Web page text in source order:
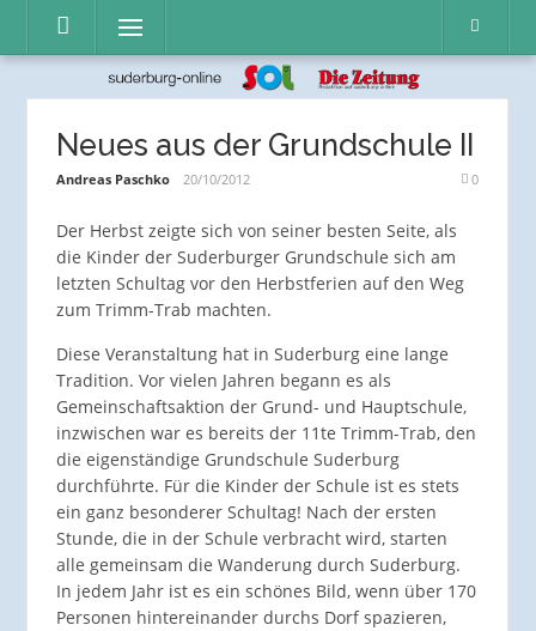
Inhalt
Menü
Neues aus der Grundschule II
Andreas Paschko 20/10/2012 0
Der Herbst zeigte sich von seiner besten Seite, als
die Kinder der Suderburger Grundschule sich am
letzten Schultag vor den Herbstferien auf den Weg
zum Trimm-Trab machten.
Diese Veranstaltung hat in Suderburg eine lange
Tradition. Vor vielen Jahren begann es als
Gemeinschaftsaktion der Grund- und Hauptschule,
inzwischen war es bereits der 11te Trimm-Trab, den
die eigenständige Grundschule Suderburg
durchführte. Für die Kinder der Schule ist es stets
ein ganz besonderer Schultag! Nach der ersten
Stunde, die in der Schule verbracht wird, starten
alle gemeinsam die Wanderung durch Suderburg.
In jedem Jahr ist es ein schönes Bild, wenn über 170
Personen hintereinander durchs Dorf spazieren,